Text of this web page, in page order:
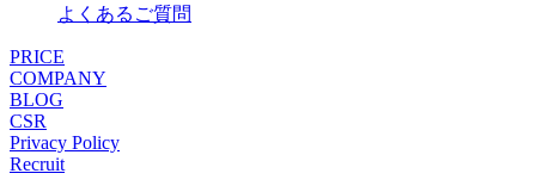
よくあるご質問
PRICE
COMPANY
BLOG
CSR
Privacy Policy
Recruit